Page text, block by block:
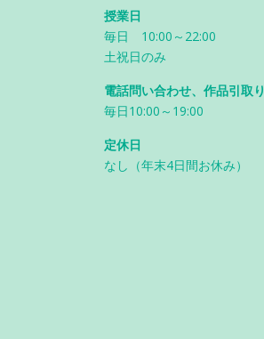
授業日
毎日 10:00～22:00
土祝日のみ
電話問い合わせ、作品引取り
毎日10:00～19:00
定休日
なし（年末4日間お休み）